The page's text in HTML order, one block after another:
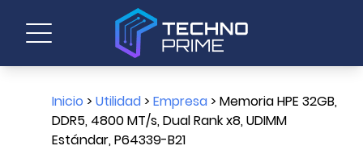
Inicio > Utilidad> Empresa> Memoria HPE 32GB,
DDR5, 4800 MT/s, Dual Rank x8, UDIMM
Estándar, P64339-B21